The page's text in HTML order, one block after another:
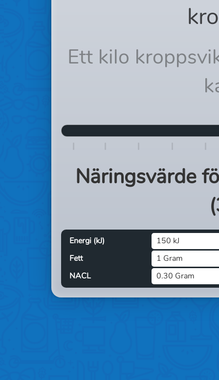
Ett kilo
Näringsvärde
(
Energi (kJ)
150 kJ
Fett
1 Gram
NACL
0.30 Gram